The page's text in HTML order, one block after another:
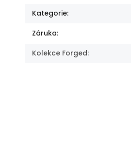
Kategorie:
Záruka:
Kolekce Forged: